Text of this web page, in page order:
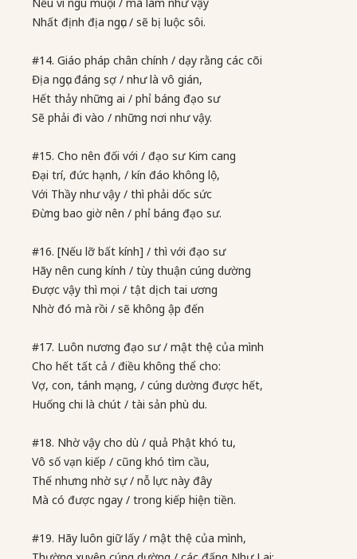
Nhất định địa ngục / sẽ bị luộc sôi.
#14. Giáo pháp chân chính / dạy rằng các cõi
Địa ngục đáng sợ / như là vô gián,
Hết thảy những ai / phỉ báng đạo sư
Sẽ phải đi vào / những nơi như vậy.
#15. Cho nên đối với / đạo sư Kim cang
Đại trí, đức hạnh, / kín đáo không lộ,
Với Thầy như vậy / thì phải dốc sức
Đừng bao giờ nên / phỉ báng đạo sư.
#16. [Nếu lỡ bất kính] / thì với đạo sư
Hãy nên cung kính / tùy thuận cúng dường
Được vậy thì mọi / tật dịch tai ương
Nhờ đó mà rồi / sẽ không ập đến
#17. Luôn nương đạo sư / mật thệ của mình
Cho hết tất cả / điều không thể cho:
Vợ, con, tánh mạng, / cúng dường được hết,
Huống chi là chút / tài sản phù du.
#18. Nhờ vậy cho dù / quả Phật khó tu,
Vô số vạn kiếp / cũng khó tìm cầu,
Thế nhưng nhờ sự / nỗ lực này đây
Mà có được ngay / trong kiếp hiện tiền.
#19. Hãy luôn giữ lấy / mật thệ của mình,